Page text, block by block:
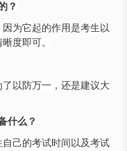
？
为它起的作用是考生以
度即可。
以防万一，还是建议大
什么？
己的考试时间以及考试